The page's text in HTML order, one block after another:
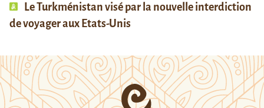
Le Turkménistan visé par la nouvelle interdiction
de voyager aux Etats-Unis